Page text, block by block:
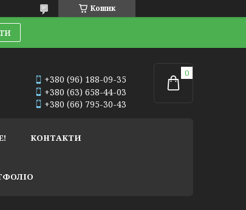
Кошик
+380 (96) 188-09-35
+380 (63) 658-44-03
+380 (66) 795-30-43
КОНТАКТИ